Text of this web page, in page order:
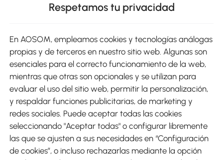
Métodos de Pago
Envíos
Respetamos tu privacidad
En AOSOM, empleamos cookies y tecnologías análogas
propias y de terceros en nuestro sitio web. Algunas son
esenciales para el correcto funcionamiento de la web,
mientras que otras son opcionales y se utilizan para
evaluar el uso del sitio web, permitir la personalización,
y respaldar funciones publicitarias, de marketing y
redes sociales. Puede aceptar todas las cookies
seleccionando "Aceptar todas" o configurar libremente
las que se ajusten a sus necesidades en “Configuración
de cookies”, o incluso rechazarlas mediante la opción